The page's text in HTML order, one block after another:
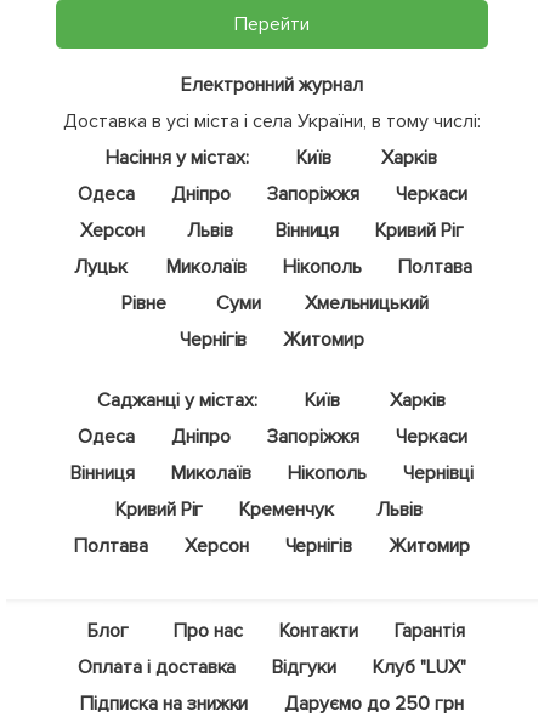
Перейти
Електронний журнал
Доставка в усі міста і села України, в тому числі:
Насіння у містах:
Київ
Харків
Одеса
Дніпро Запоріжжя
Черкаси
Херсон
Львів Вінниця
Кривий Ріг
Луцьк
Миколаїв Нікополь
Полтава
Рівне
Суми
Хмельницький
Чернігів
Житомир
Саджанці у містах: Київ
Харків
Одеса
Дніпро Запоріжжя
Черкаси
Вінниця
Миколаїв Нікополь
Чернівці
Кривий Ріг
Кременчук
Львів
Полтава
Херсон Чернігів Житомир
Блог Про нас Контакти
Гарантія
Оплата і доставка
Відгуки
Клуб "LUX"
Підписка на знижки
Даруємо до 250 грн